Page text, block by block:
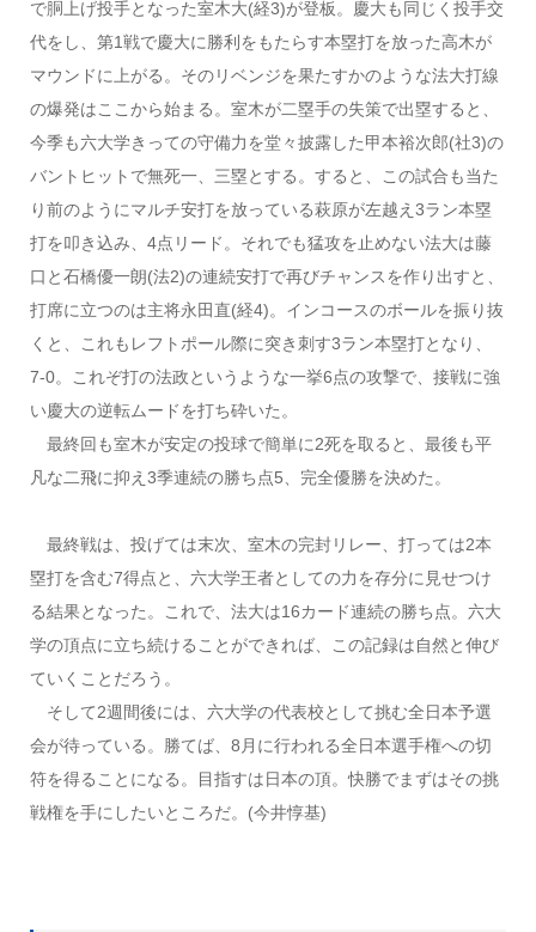
で胴上げ投手となった室木大(経3)が登板。慶大も同じく投手交
代をし、第1戦で慶大に勝利をもたらす本塁打を放った高木が
マウンドに上がる。そのリベンジを果たすかのような法大打線
の爆発はここから始まる。室木が二塁手の失策で出塁すると、
今季も六大学きっての守備力を堂々披露した甲本裕次郎(社3)の
バントヒットで無死一、三塁とする。すると、この試合も当た
り前のようにマルチ安打を放っている萩原が左越え3ラン本塁
打を叩き込み、4点リード。それでも猛攻を止めない法大は藤
口と石橋優一朗(法2)の連続安打で再びチャンスを作り出すと、
打席に立つのは主将永田直(経4)。インコースのボールを振り抜
くと、これもレフトポール際に突き刺す3ラン本塁打となり、
7-0。これぞ打の法政というような一挙6点の攻撃で、接戦に強
い慶大の逆転ムードを打ち砕いた。
最終回も室木が安定の投球で簡単に2死を取ると、最後も平
凡な二飛に抑え3季連続の勝ち点5、完全優勝を決めた。
最終戦は、投げては末次、室木の完封リレー、打っては2本
塁打を含む7得点と、六大学王者としての力を存分に見せつけ
る結果となった。これで、法大は16カード連続の勝ち点。六大
学の頂点に立ち続けることができれば、この記録は自然と伸び
ていくことだろう。
そして2週間後には、六大学の代表校として挑む全日本予選
会が待っている。勝てば、8月に行われる全日本選手権への切
符を得ることになる。目指すは日本の頂。快勝でまずはその挑
戦権を手にしたいところだ。(今井惇基)